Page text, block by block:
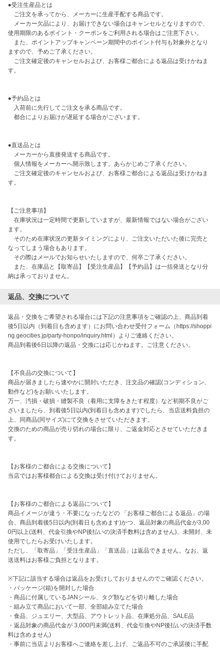
●受注生産品とは
ご注文を承ってから、メーカーに生産手配する商品です。
メーカー欠品により、お届けできない場合はキャンセルとなりますので、
使用期限のあるポイント・クーポンをご利用される場合はご注意下さい。
また、ポイントアップキャンペーン期間中のポイント付与も対象外となり
ますので、予めご了承ください。
ご注文確定後のキャンセルおよび、お客様ご都合による返品は受けかねま
す。
●予約品とは
入荷前に先行してご注文を承る商品です。
都合によりお届けが遅延する場合がございます。
●直送品とは
メーカーから直接発送する商品です。
個人情報をメーカーへ開示致します。あらかじめご了承ください。
ご注文確定後のキャンセルおよび、お客様ご都合による返品は受けかねま
す。
【ご注意事項】
在庫状況は一定時間で更新していますが、最新情報ではない場合がござい
ます。
そのため在庫状況の更新タイミングにより、ご注文いただいた後に完売と
なってしまう場合もあります。
その際はメールでお知らせいたしますので、何卒ご了承ください。
また、在庫品と【取寄品】【受注生産品】【予約品】は一括発送となり分
納は承っておりません。
返品、交換について
返品・交換をご希望される場合には下記の注意事項をご確認の上、商品到着
後5日以内（到着日も含めます）にお問い合わせ受付フォーム（https://shoppi
ng.geocities.jp/party-honpo/inquiry.html）よりご連絡ください。
商品到着後6日以降の返品・交換には応じかねます。ご注意ください。
【不良品の交換について】
商品が届きましたら速やかに開封いただき、注文品の確認(コンディション、
動作など)をお願いいたします。
万一、汚損・破損・縫製不良（着用に支障をきたす程度）など初期不良がご
ざいましたら、到着後5日以内(到着日も含めます)でしたら、当店送料負担の
上、同商品(同サイズ)にて交換をさせていただきます。
交換のための商品が売り切れの場合に限り、ご返金対応とさせていただきま
す。
【お客様のご都合による交換について】
当店ではお客様都合による交換は受け付けておりません。
【お客様のご都合による返品について】
商品イメージが違う・不要になったなどの 「お客様ご都合による返品」の場
合、商品到着後5日以内(到着日も含めます)かつ、返品対象の商品代金が3,00
0円以上(送料、代金引換やNP後払いの決済手数料は含めません)、未開封、未
使用でしたらお受けいたします。
ただし、「取寄品」「受注生産品」「直送品」は返品できません。なお、返
送送料はお客様ご負担となります。
※下記に該当する場合は返品をお受けしておりませんのでご確認ください。
・パッケージ(箱)を開封した場合
・商品に付属しているJANシール、タグ類などを切り離した場合
・組み立て商品において一部、全部組み立てた場合
・食品、ジュエリー、大型品、アウトレット品、在庫処分品、SALE品
・返品対象の商品代金が 3,000円未満(送料、代金引換やNP後払いの決済手数
料は含めません)
・事前に当店よりお客様へご連絡を差し上げ、ご返品不可のご承諾後に手配